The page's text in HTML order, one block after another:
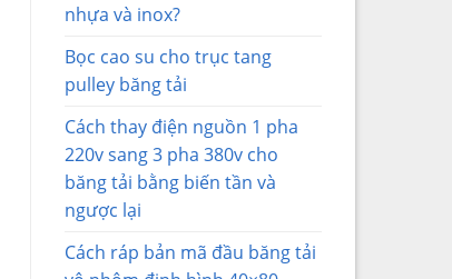
nhựa và inox?
Bọc cao su cho trục tang
pulley băng tải
Cách thay điện nguồn 1 pha
220v sang 3 pha 380v cho
băng tải bằng biến tần và
ngược lại
Cách ráp bản mã đầu băng tải